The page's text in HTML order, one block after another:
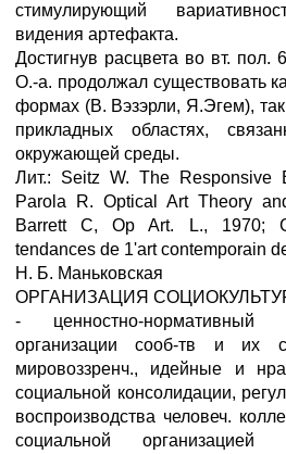
стимулирующий
видения артефакта.
Достигнув расцвета во вт. пол.
О.-а. продолжал существовать
формах (В. Вэзэрли, Я.Эгем),
прикладных областях,
окружающей среды.
Лит.: Seitz W. The Responsive
Parola R. Optical Art Theory
Barrett C, Op Art. L., 1970;
tendances de 1'art contemporain
Н. Б. Маньковская
ОРГАНИЗАЦИЯ
- ценностно-нормативный
организации сооб-тв и их
мировоззренч., идейные и
социальной консолидации,
воспроизводства человеч.
социальной